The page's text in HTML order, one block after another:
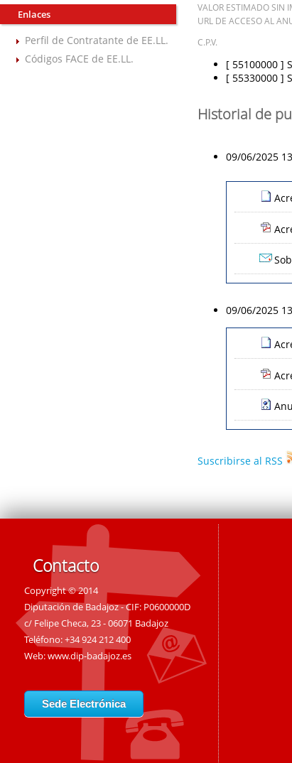
Enlaces
Perfil de Contratante de EE.LL.
Códigos FACE de EE.LL.
VALOR ESTIMADO SIN
URL DE ACCESO AL
C.P.V.
[ 55100000 ]
[ 55330000 ]
Historial de
09/06/2025
09/06/2025
Suscribirse al RSS
Contacto
Copyright © 2014
Diputación de Badajoz - CIF: P0600000D
c/ Felipe Checa, 23 - 06071 Badajoz
Teléfono: +34 924 212 400
Web:www.dip-badajoz.es
Sede Electrónica